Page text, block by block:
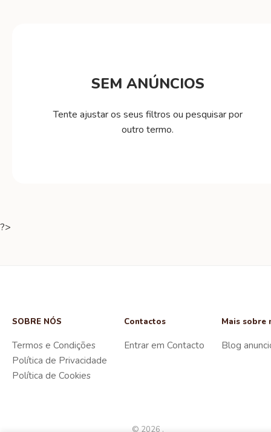
SEM ANÚNCIOS
Tente ajustar os seus filtros ou pesquisar por
outro termo.
?>
SOBRE NÓS
Termos e Condições
Política de Privacidade
Política de Cookies
Contactos
Entrar em Contacto
Mais sobre
Blog
© 2026 .